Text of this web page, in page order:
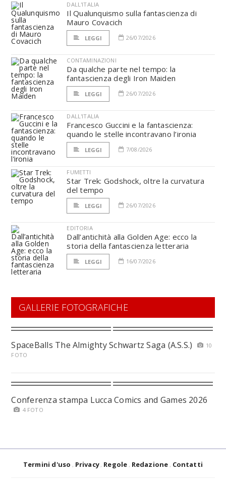
DALL'ITALIA
Il Qualunquismo sulla fantascienza di
Mauro Covacich
LEGGI 26/07/2026
CONTAMINAZIONI
Da qualche parte nel tempo: la
fantascienza degli Iron Maiden
LEGGI 26/07/2026
DALL'ITALIA
Francesco Guccini e la fantascienza:
quando le stelle incontravano l’ironia
LEGGI 7/08/2026
FUMETTI
Star Trek: Godshock, oltre la curvatura
del tempo
LEGGI 26/07/2026
EDITORIA
Dall’antichità alla Golden Age: ecco la
storia della fantascienza letteraria
LEGGI 16/07/2026
GALLERIE FOTOGRAFICHE
SpaceBalls The Almighty Schwartz Saga (A.S.S.)
10
FOTO
Conferenza stampa Lucca Comics and Games 2026
4 FOTO
Termini d'uso Privacy Regole Redazione Contatti